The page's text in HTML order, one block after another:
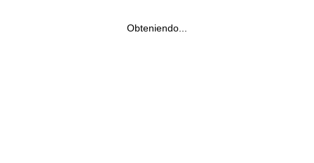
Obteniendo...